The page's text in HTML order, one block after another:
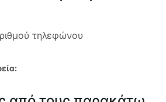
τηλεφώνου